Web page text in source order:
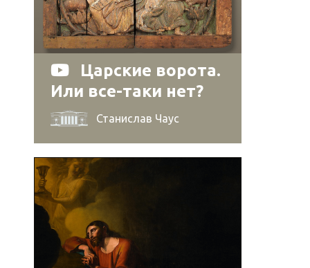
Царские ворота.
Или все-таки нет?
Станислав Чаус